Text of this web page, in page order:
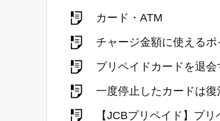
カード・ATM
チャージ金額に使えるポ
プリペイドカードを退
一度停止したカードは
【JCBプリペイド】プ